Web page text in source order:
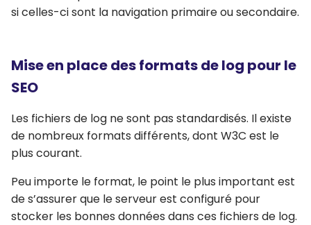
si celles-ci sont la navigation primaire ou secondaire.
Mise en place des formats de log pour le
SEO
Les fichiers de log ne sont pas standardisés. Il existe
de nombreux formats différents, dont W3C est le
plus courant.
Peu importe le format, le point le plus important est
de s’assurer que le serveur est configuré pour
stocker les bonnes données dans ces fichiers de log.